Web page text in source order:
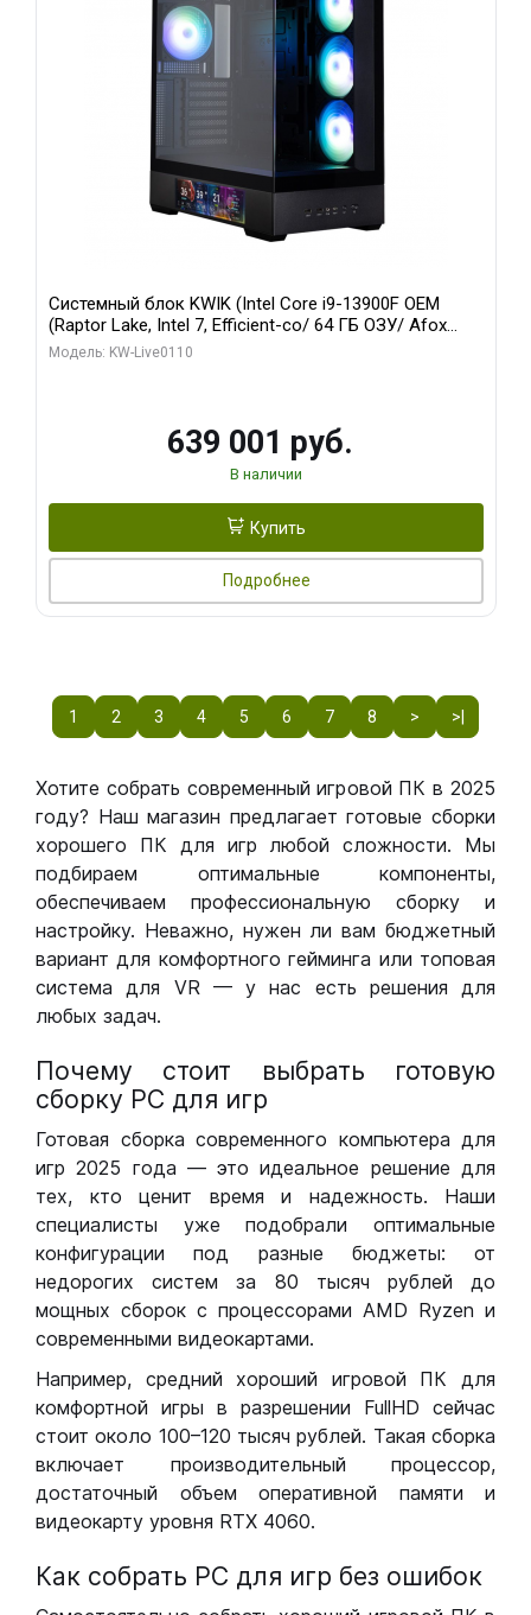
Системный блок KWIK (Intel Core i9-13900F OEM
(Raptor Lake, Intel 7, Efficient-co/ 64 ГБ ОЗУ/ Afox
RTX4090 24GB GDDR6X 384-Bit 3xDP HDMI ATX Turbo/
Модель: KW-Live0110
639 001 руб.
В наличии
Купить
Подробнее
1 2 3 4 5 6 7 8 > >|
Хотите собрать современный игровой ПК в 2025
году? Наш магазин предлагает готовые сборки
хорошего ПК для игр любой сложности. Мы
подбираем оптимальные компоненты,
обеспечиваем профессиональную сборку и
настройку. Неважно, нужен ли вам бюджетный
вариант для комфортного гейминга или топовая
система для VR — у нас есть решения для
любых задач.
Почему стоит выбрать готовую
сборку РС для игр
Готовая сборка современного компьютера для
игр 2025 года — это идеальное решение для
тех, кто ценит время и надежность. Наши
специалисты уже подобрали оптимальные
конфигурации под разные бюджеты: от
недорогих систем за 80 тысяч рублей до
мощных сборок с процессорами AMD Ryzen и
современными видеокартами.
Например, средний хороший игровой ПК для
комфортной игры в разрешении FullHD сейчас
стоит около 100–120 тысяч рублей. Такая сборка
включает производительный процессор,
достаточный объем оперативной памяти и
видеокарту уровня RTX 4060.
Как собрать РС для игр без ошибок